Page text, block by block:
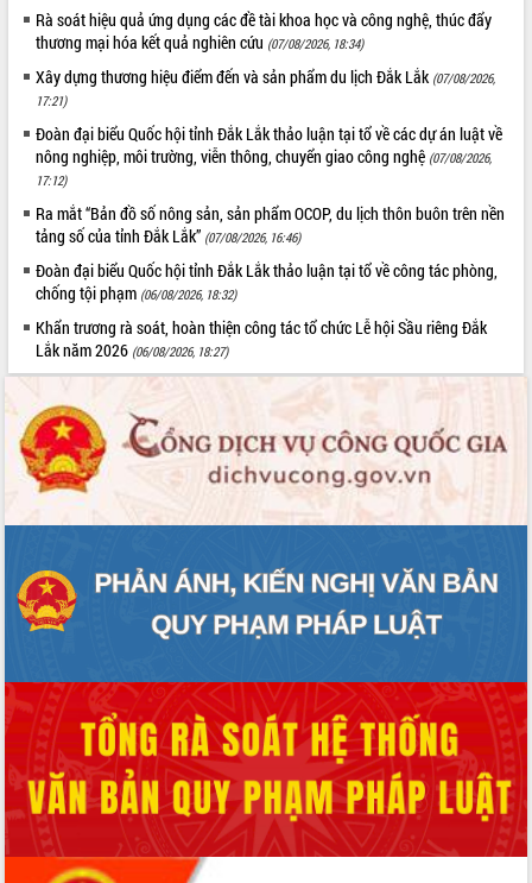
Bệnh án điện tử thúc đẩy chuyển đổi
số y tế tại Đắk Lắk
Chuyển đổi số thư viện: Mở rộng
không gian tri thức trong thời đại số
Đánh giá, rút kinh nghiệm công tác tổ
chức diễn tập trước ngày bầu cử
Chương trình “Gặp gỡ hữu nghị –
Bầu cử Quốc hội và HĐND: Cử tri Đắk
Lắk gửi gắm niềm tin, kỳ vọng vào lá
phiếu
Đắk Lắk sẵn sàng các điều kiện cho
Ngày hội bầu cử đại biểu Quốc hội
khóa XVI và HĐND các cấp nhiệm kỳ
2026-2031
Đảm bảo cuộc bầu cử đại biểu Quốc
hội và đại biểu HĐND các cấp diễn ra
an toàn, hiệu quả, đúng quy định
Thủ tướng Chính phủ Phạm Minh Chính
kiểm tra, chỉ đạo hoàn thành các dự
án cao tốc và thăm khu tái định cư tại
Sôi nổi Hội đua ngựa truyền thống Gò
Thì Thùng mừng Xuân Bính Ngọ 2026
Lãnh đạo tỉnh dâng hương tưởng niệm
Ngành nông nghiệp phấn đấu tăng
trưởng đạt 5,86% trong năm 2026
UBND tỉnh Đắk Lắk triển khai công tác
quốc phòng, quân sự địa phương năm
2026
Đắk Lắk tập trung toàn lực khắc phục
tồn tại IUU, sẵn sàng làm việc với
Đoàn thanh tra EC
Rà soát hiệu quả ứng dụng các đề tài khoa học và công nghệ, thúc đẩy
thương mại hóa kết quả nghiên cứu (07/08/2026, 18:34)
Xây dựng thương hiệu điểm đến và sản phẩm du lịch Đắk Lắk (07/08/2026,
17:21)
Đoàn đại biểu Quốc hội tỉnh Đắk Lắk thảo luận tại tổ về các dự án luật về
nông nghiệp, môi trường, viễn thông, chuyển giao công nghệ (07/08/2026,
17:12)
Ra mắt “Bản đồ số nông sản, sản phẩm OCOP, du lịch thôn buôn trên nền
tảng số của tỉnh Đắk Lắk” (07/08/2026, 16:46)
Đoàn đại biểu Quốc hội tỉnh Đắk Lắk thảo luận tại tổ về công tác phòng,
chống tội phạm (06/08/2026, 18:32)
Khẩn trương rà soát, hoàn thiện công tác tổ chức Lễ hội Sầu riêng Đắk
Lắk năm 2026 (06/08/2026, 18:27)